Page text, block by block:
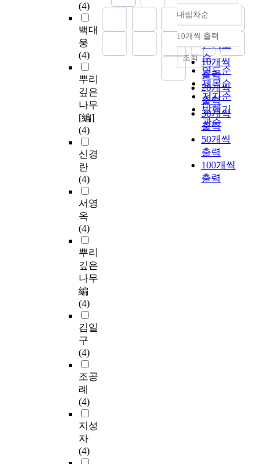
(4)
백대
웅
(4)
뿌리
깊은
나무
[編]
(4)
신경
란
(4)
서영
옥
(4)
뿌리
깊은
나무
編
(4)
김일
구
(4)
조공
례
(4)
지성
자
(4)
정확도
순
인기도
순
연도순
제목순
저자순
발행기
관순
내림차순
내림차순
10개씩 출력
10개씩
출력
20개씩
출력
30개씩
출력
50개씩
출력
100개씩
출력
조회